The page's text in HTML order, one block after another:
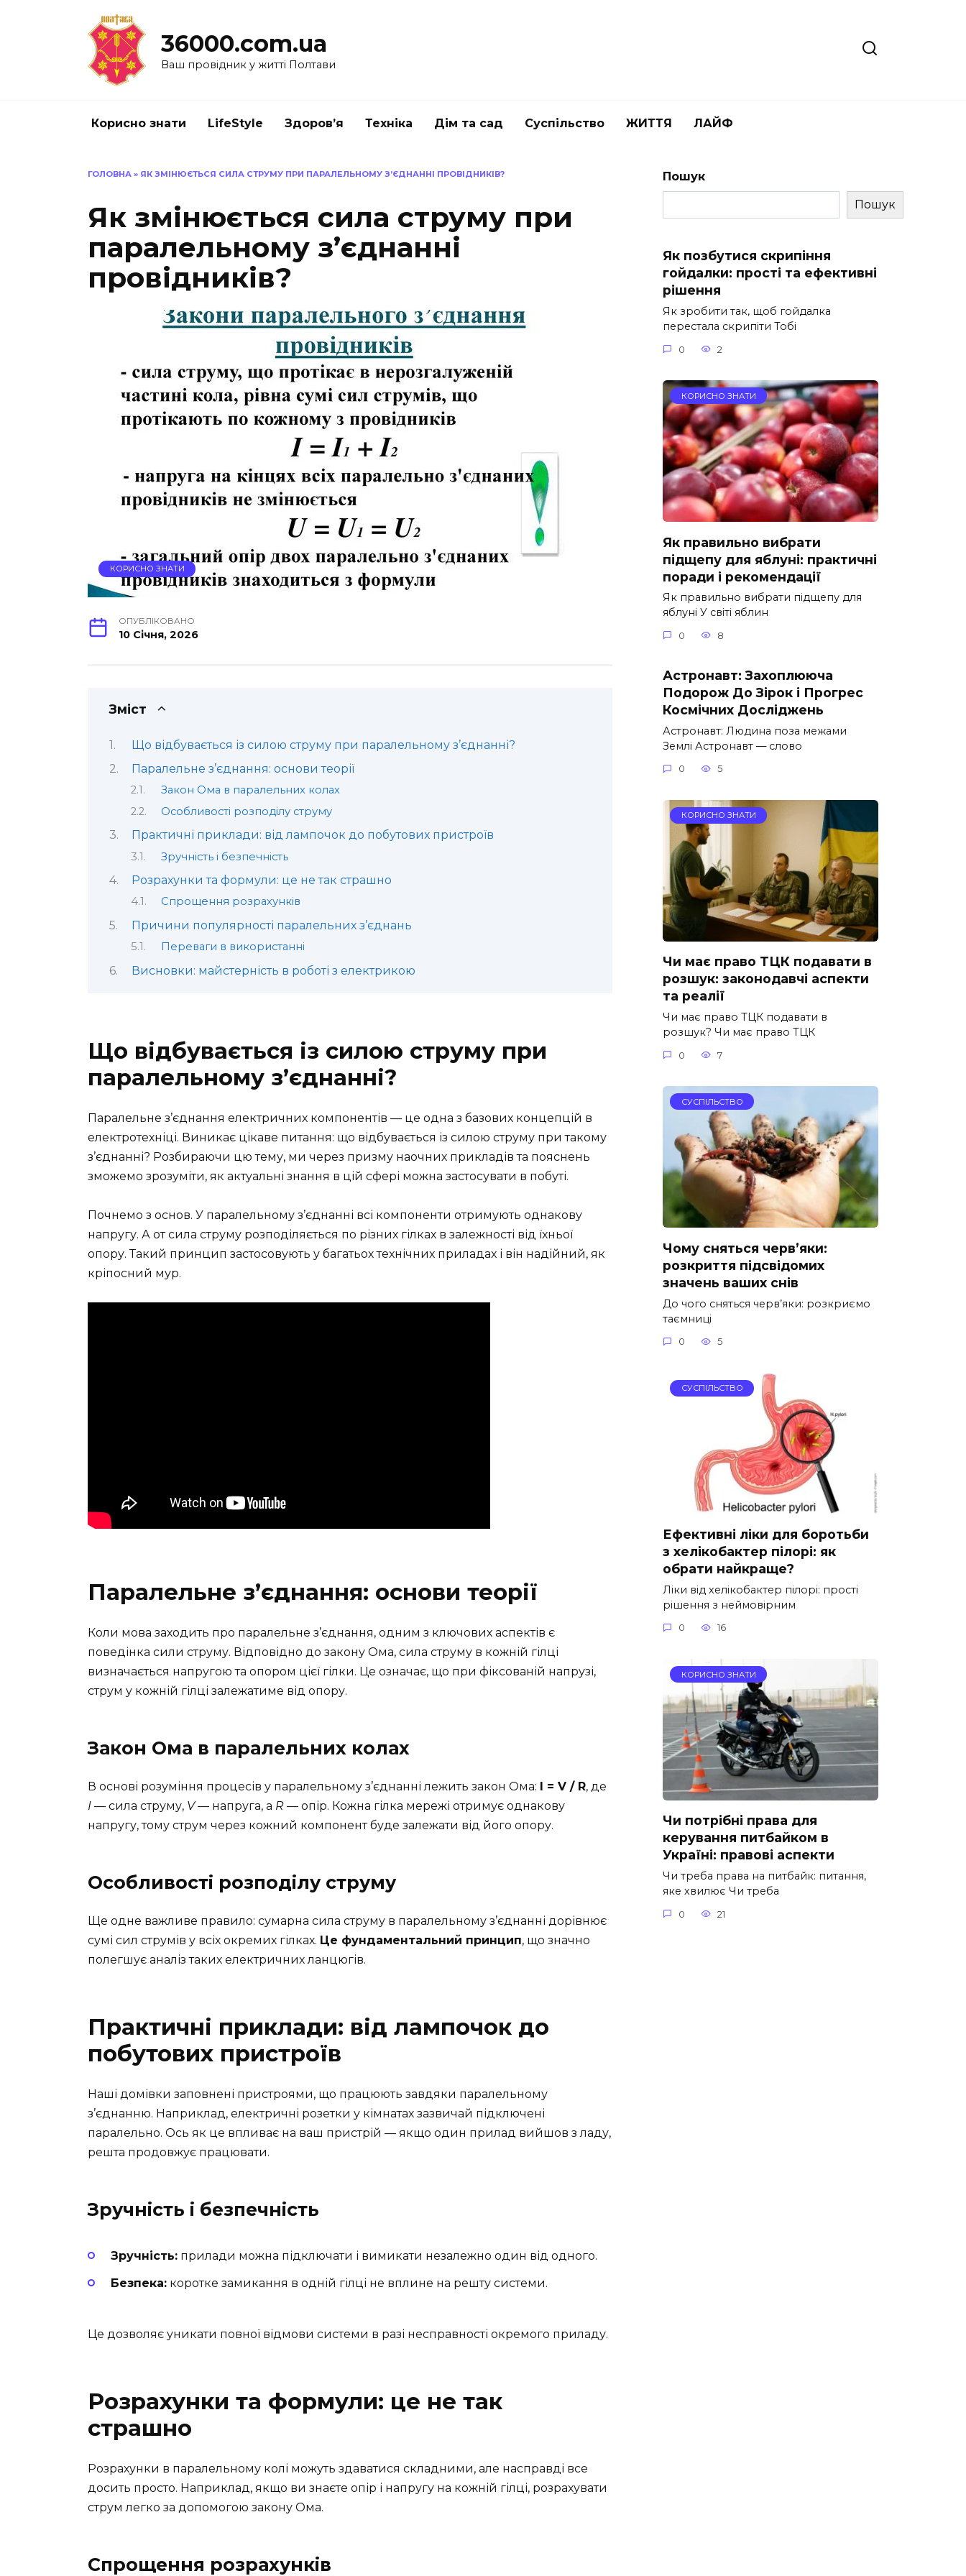
36000.com.ua
Ваш провідник у житті Полтави
Корисно знати LifeStyle Здоров’я Техніка Дім та сад Суспільство ЖИТТЯ ЛАЙФ
ГОЛОВНА » ЯК ЗМІНЮЄТЬСЯ СИЛА СТРУМУ ПРИ ПАРАЛЕЛЬНОМУ З’ЄДНАННІ ПРОВІДНИКІВ?
Як змінюється сила струму при
паралельному з’єднанні
провідників?
КОРИСНО ЗНАТИ
ОПУБЛІКОВАНО
10 Січня, 2026
Зміст
Що відбувається із силою струму при паралельному з’єднанні?
Паралельне з’єднання: основи теорії
Закон Ома в паралельних колах
Особливості розподілу струму
Практичні приклади: від лампочок до побутових пристроїв
Зручність і безпечність
Розрахунки та формули: це не так страшно
Спрощення розрахунків
Причини популярності паралельних з’єднань
Переваги в використанні
Висновки: майстерність в роботі з електрикою
Що відбувається із силою струму при
паралельному з’єднанні?
Паралельне з’єднання електричних компонентів — це одна з базових концепцій в
електротехніці. Виникає цікаве питання: що відбувається із силою струму при такому
з’єднанні? Розбираючи цю тему, ми через призму наочних прикладів та пояснень
зможемо зрозуміти, як актуальні знання в цій сфері можна застосувати в побуті.
Почнемо з основ. У паралельному з’єднанні всі компоненти отримують однакову
напругу. А от сила струму розподіляється по різних гілках в залежності від їхньої
опору. Такий принцип застосовують у багатьох технічних приладах і він надійний, як
кріпосний мур.
Паралельне з’єднання: основи теорії
Коли мова заходить про паралельне з’єднання, одним з ключових аспектів є
поведінка сили струму. Відповідно до закону Ома, сила струму в кожній гілці
визначається напругою та опором цієї гілки. Це означає, що при фіксованій напрузі,
струм у кожній гілці залежатиме від опору.
Закон Ома в паралельних колах
В основі розуміння процесів у паралельному з’єднанні лежить закон Ома: I = V / R, де
I — сила струму, V— напруга, а R — опір. Кожна гілка мережі отримує однакову
напругу, тому струм через кожний компонент буде залежати від його опору.
Особливості розподілу струму
Ще одне важливе правило: сумарна сила струму в паралельному з’єднанні дорівнює
сумі сил струмів у всіх окремих гілках. Це фундаментальний принцип, що значно
полегшує аналіз таких електричних ланцюгів.
Практичні приклади: від лампочок до
побутових пристроїв
Наші домівки заповнені пристроями, що працюють завдяки паралельному
з’єднанню. Наприклад, електричні розетки у кімнатах зазвичай підключені
паралельно. Ось як це впливає на ваш пристрій — якщо один прилад вийшов з ладу,
решта продовжує працювати.
Зручність і безпечність
Зручність: прилади можна підключати і вимикати незалежно один від одного.
Безпека: коротке замикання в одній гілці не вплине на решту системи.
Це дозволяє уникати повної відмови системи в разі несправності окремого приладу.
Розрахунки та формули: це не так
страшно
Розрахунки в паралельному колі можуть здаватися складними, але насправді все
досить просто. Наприклад, якщо ви знаєте опір і напругу на кожній гілці, розрахувати
струм легко за допомогою закону Ома.
Спрощення розрахунків
Пошук
Пошук
Як позбутися скрипіння
гойдалки: прості та ефективні
рішення
Як зробити так, щоб гойдалка
перестала скрипіти Тобі
0 2
КОРИСНО ЗНАТИ
Як правильно вибрати
підщепу для яблуні: практичні
поради і рекомендації
Як правильно вибрати підщепу для
яблуні У світі яблин
0 8
Астронавт: Захоплююча
Подорож До Зірок і Прогрес
Космічних Досліджень
Астронавт: Людина поза межами
Землі Астронавт — слово
0 5
КОРИСНО ЗНАТИ
Чи має право ТЦК подавати в
розшук: законодавчі аспекти
та реалії
Чи має право ТЦК подавати в
розшук? Чи має право ТЦК
0 7
СУСПІЛЬСТВО
Чому сняться черв’яки:
розкриття підсвідомих
значень ваших снів
До чого сняться черв’яки: розкриємо
таємниці
0 5
СУСПІЛЬСТВО
Ефективні ліки для боротьби
з хелікобактер пілорі: як
обрати найкраще?
Ліки від хелікобактер пілорі: прості
рішення з неймовірним
0 16
КОРИСНО ЗНАТИ
Чи потрібні права для
керування питбайком в
Україні: правові аспекти
Чи треба права на питбайк: питання,
яке хвилює Чи треба
0 21